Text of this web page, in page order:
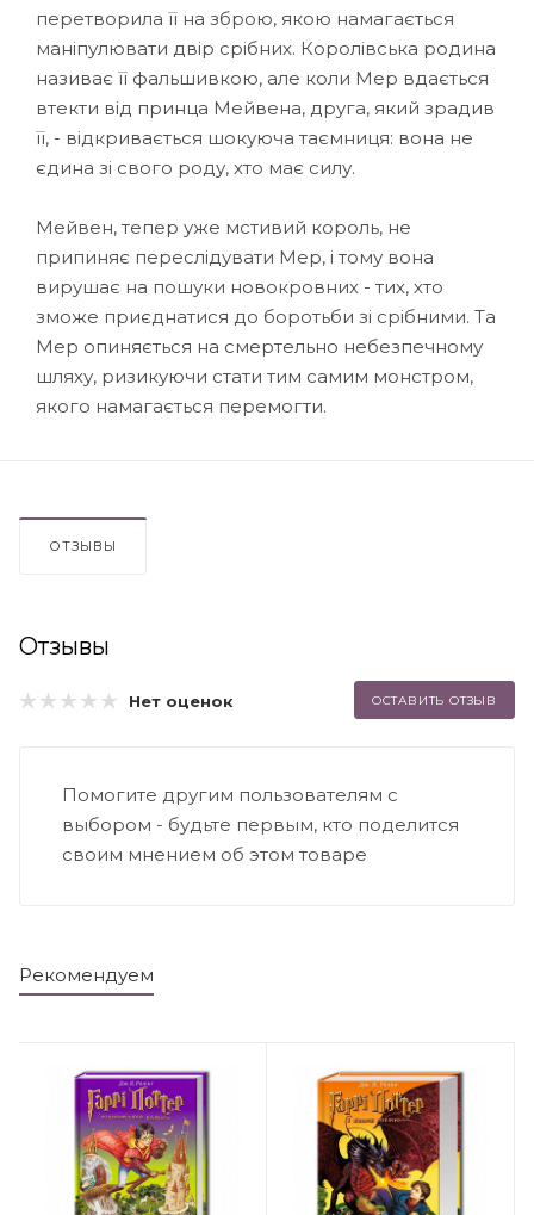
перетворила її на зброю, якою намагається
маніпулювати двір срібних. Королівська родина
називає її фальшивкою, але коли Мер вдається
втекти від принца Мейвена, друга, який зрадив
її, - відкривається шокуюча таємниця: вона не
єдина зі свого роду, хто має силу.
Мейвен, тепер уже мстивий король, не
припиняє переслідувати Мер, і тому вона
вирушає на пошуки новокровних - тих, хто
зможе приєднатися до боротьби зі срібними. Та
Мер опиняється на смертельно небезпечному
шляху, ризикуючи стати тим самим монстром,
якого намагається перемогти.
ОТЗЫВЫ
Отзывы
Нет оценок ОСТАВИТЬ ОТЗЫВ
Помогите другим пользователям с
выбором - будьте первым, кто поделится
своим мнением об этом товаре
Рекомендуем